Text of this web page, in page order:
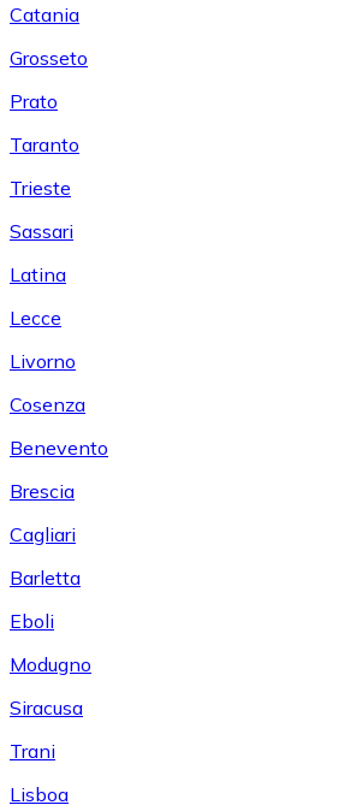
Catania
Grosseto
Prato
Taranto
Trieste
Sassari
Latina
Lecce
Livorno
Cosenza
Benevento
Brescia
Cagliari
Barletta
Eboli
Modugno
Siracusa
Trani
Lisboa